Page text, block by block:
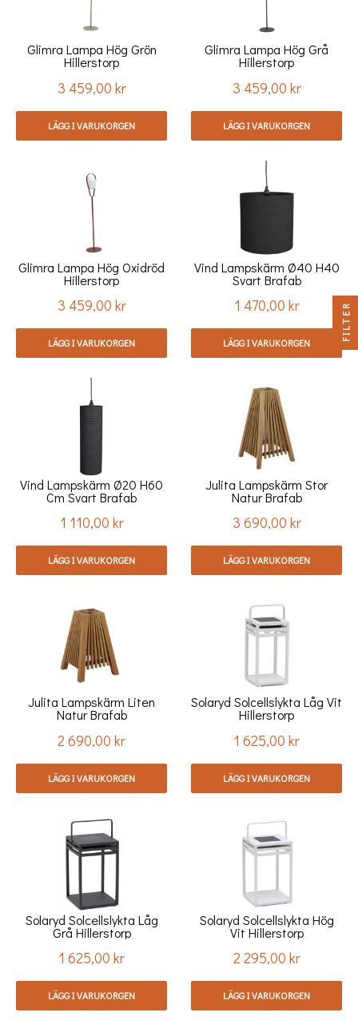
Glimra Lampa Hög Grön
Hillerstorp
Pris
3 459,00 kr
LÄGG I VARUKORGEN
Glimra Lampa Hög Grå
Hillerstorp
Pris
3 459,00 kr
LÄGG I VARUKORGEN
Glimra Lampa Hög Oxidröd
Hillerstorp
Pris
3 459,00 kr
LÄGG I VARUKORGEN
Vind Lampskärm Ø40 H40
Svart Brafab
Pris
1 470,00 kr
LÄGG I VARUKORGEN
Vind Lampskärm Ø20 H60
Cm Svart Brafab
Pris
1 110,00 kr
LÄGG I VARUKORGEN
Julita Lampskärm Stor
Natur Brafab
Pris
3 690,00 kr
LÄGG I VARUKORGEN
Julita Lampskärm Liten
Natur Brafab
Pris
2 690,00 kr
LÄGG I VARUKORGEN
Solaryd Solcellslykta Låg Vit
Hillerstorp
Pris
1 625,00 kr
LÄGG I VARUKORGEN
Solaryd Solcellslykta Låg
Grå Hillerstorp
Pris
1 625,00 kr
LÄGG I VARUKORGEN
Solaryd Solcellslykta Hög
Vit Hillerstorp
Pris
2 295,00 kr
LÄGG I VARUKORGEN
FILTER